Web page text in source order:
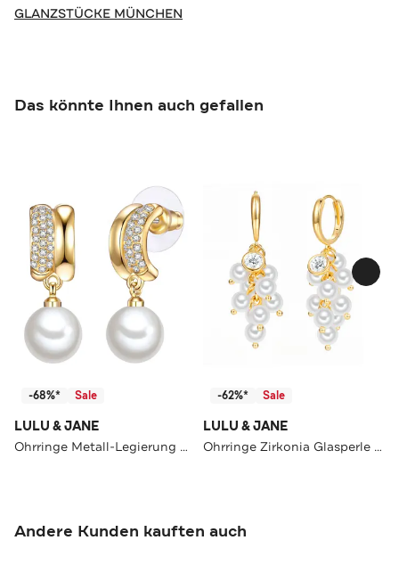
GLANZSTÜCKE MÜNCHEN
Das könnte Ihnen auch gefallen
-68%* Sale
LULU & JANE
Ohrringe Metall-Legierung OneColor
-62%* Sale
LULU & JANE
Ohrringe Zirkonia Glasperle OneColor
Andere Kunden kauften auch